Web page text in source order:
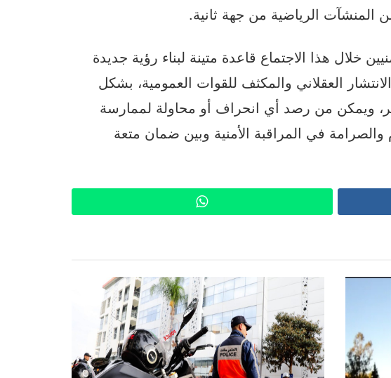
الرياضية من جهة ثانية.
خلال هذا الاجتماع قاعدة متينة لبناء رؤية جديدة
العقلاني والمكثف للقوات العمومية، بشكل
ويمكن من رصد أي انحراف أو محاولة لممارسة
في المراقبة الأمنية وبين ضمان متعة